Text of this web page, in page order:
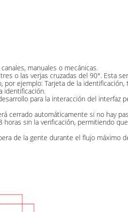
manuales o mecánicas.
o las verjas cruzadas del 90°. Esta
ejemplo: Tarjeta de la
identificación.
para la interacción del interfaz
cerrado automáticamente si no hay
sin la verificación, permitiendo
de la gente durante el flujo máximo